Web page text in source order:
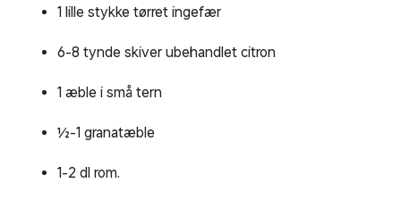
1 lille stykke tørret ingefær
6-8 tynde skiver ubehandlet citron
1 æble i små tern
½-1 granatæble
1-2 dl rom.